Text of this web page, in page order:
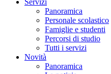
Servizi
Panoramica
Personale scolastico
Famiglie e studenti
Percorsi di studio
Tutti i servizi
Novità
Panoramica